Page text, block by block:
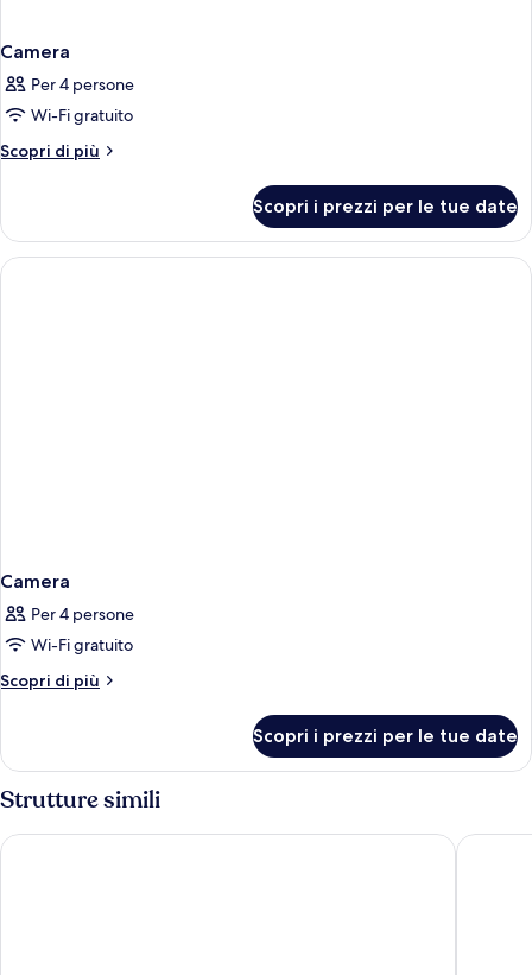
Camera
Per 4 persone
Wi-Fi gratuito
Scopri di più
Altri
Scopri i prezzi per le tue date
Camera
Per 4 persone
Wi-Fi gratuito
Scopri di più
Altri
Scopri i prezzi per le tue date
Strutture simili
UNA Hotels Forte dei Marmi Grand